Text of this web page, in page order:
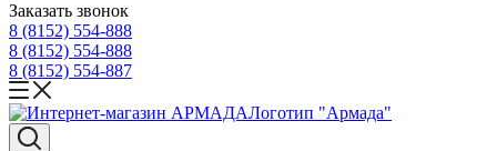
Заказать звонок
8 (8152) 554-888
8 (8152) 554-888
8 (8152) 554-887
Логотип "Армада"